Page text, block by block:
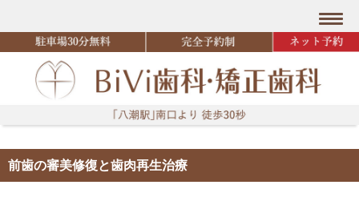
前歯の審美修復と歯肉再生治療